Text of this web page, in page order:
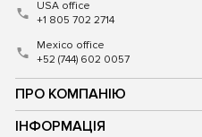
ПРО КОМПАНІЮ
ІНФОРМАЦІЯ
USA office
+1 805 702 2714
Mexico office
+52 (744) 602 0057